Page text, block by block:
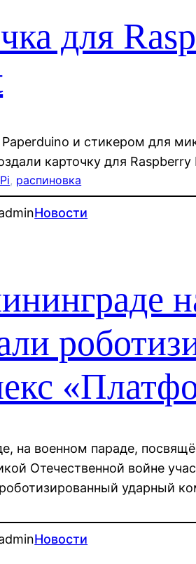
для
и стикером для
карточку для Raspberry
, распиновка
Новости
на военном параде,
Отечественной войне
ударный
Новости